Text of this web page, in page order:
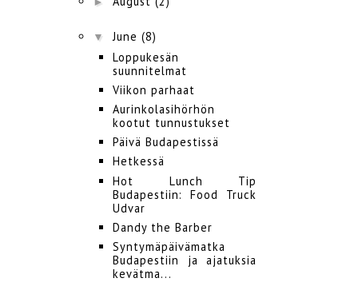
▼June(8)
Loppukesän
suunnitelmat
Viikon parhaat
Aurinkolasihörhön
kootut tunnustukset
Päivä Budapestissä
Hetkessä
Hot Lunch Tip
Budapestiin: Food Truck
Udvar
Dandy the Barber
Syntymäpäivämatka
Budapestiin ja ajatuksia
kevätma...